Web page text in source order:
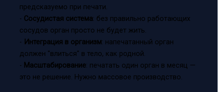
предсказуемо при печати.
- Сосудистая система: без правильно работающих
сосудов орган просто не будет жить.
- Интеграция в организм: напечатанный орган
должен "влиться" в тело, как родной.
- Масштабирование: печатать один орган в месяц —
это не решение. Нужно массовое производство.